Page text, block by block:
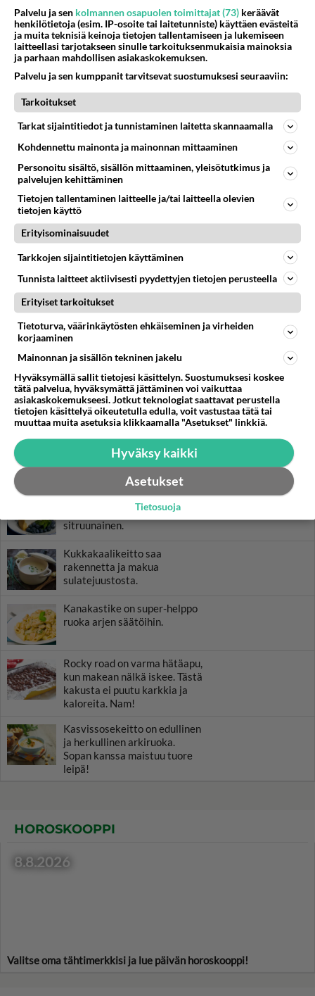
Tiesitkö? Martina Aitolehden
isäpuoli on tämä suosittu
laulaja
Luetuimmat: Aarne Pelkonen
ja Noora Louhimo vihdoinkin
teon - Missä on 25-vuotias
Helmi Loukasmäki?
Kun yksi kauhallinen ei riitä...
Tämä helppo arkiruoka ei jää
syömättä!
RESEPTIT
Amerikkalainen juustokakku
on maultaan raikkaan
sitruunainen.
Kukkakaalikeitto saa
rakennetta ja makua
sulatejuustosta.
Kanakastike on super-helppo
ruoka arjen säätöihin.
Rocky road on varma hätäapu,
kun makean nälkä iskee. Tästä
kakusta ei puutu karkkia ja
kaloreita. Nam!
Kasvissosekeitto on edullinen
ja herkullinen arkiruoka.
Sopan kanssa maistuu tuore
leipä!
HOROSKOOPPI
8.8.2026
Valitse oma tähtimerkkisi ja lue päivän horoskooppi!
Palvelu ja sen kolmannen osapuolen toimittajat (73) keräävät
henkilötietoja (esim. IP-osoite tai laitetunniste) käyttäen evästeitä
ja muita teknisiä keinoja tietojen tallentamiseen ja lukemiseen
laitteellasi tarjotakseen sinulle tarkoituksenmukaisia mainoksia
ja parhaan mahdollisen asiakaskokemuksen.
Palvelu ja sen kumppanit tarvitsevat suostumuksesi seuraaviin:
Tarkoitukset
Tarkat sijaintitiedot ja tunnistaminen laitetta skannaamalla
Kohdennettu mainonta ja mainonnan mittaaminen
Personoitu sisältö, sisällön mittaaminen, yleisötutkimus ja
palvelujen kehittäminen
Tietojen tallentaminen laitteelle ja/tai laitteella olevien
tietojen käyttö
Erityisominaisuudet
Tarkkojen sijaintitietojen käyttäminen
Tunnista laitteet aktiivisesti pyydettyjen tietojen perusteella
Erityiset tarkoitukset
Tietoturva, väärinkäytösten ehkäiseminen ja virheiden
korjaaminen
Mainonnan ja sisällön tekninen jakelu
Hyväksymällä sallit tietojesi käsittelyn. Suostumuksesi koskee
tätä palvelua, hyväksymättä jättäminen voi vaikuttaa
asiakaskokemukseesi. Jotkut teknologiat saattavat perustella
tietojen käsittelyä oikeutetulla edulla, voit vastustaa tätä tai
muuttaa muita asetuksia klikkaamalla "Asetukset" linkkiä.
Hyväksy kaikki
Asetukset
Tietosuoja